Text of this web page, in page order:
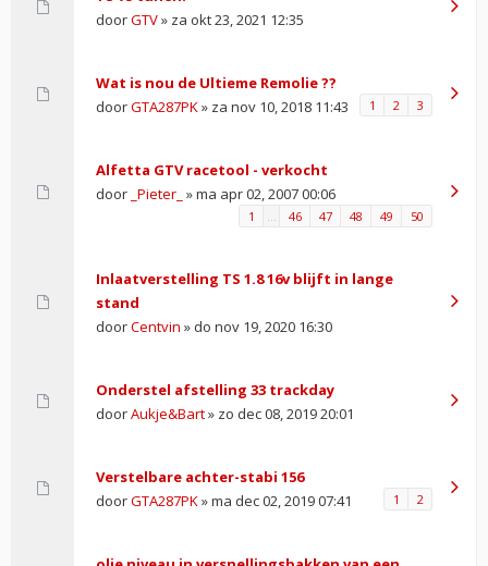
doorGTV» za okt 23, 2021 12:35
Wat is nou de Ultieme Remolie ??
doorGTA287PK» za nov 10, 2018 11:43 1 2 3
Alfetta GTV racetool - verkocht
door _Pieter_ » ma apr 02, 2007 00:06
1 46 47 48 49 50
Inlaatverstelling TS 1.8 16v blijft in lange
stand
doorCentvin » do nov 19, 2020 16:30
Onderstel afstelling 33 trackday
doorAukje&Bart» zo dec 08, 2019 20:01
Verstelbare achter-stabi 156
doorGTA287PK» ma dec 02, 2019 07:41 1 2